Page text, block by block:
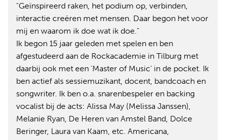
"Geïnspireerd raken, het podium op, verbinden,
interactie creëren met mensen. Daar begon het voor
mij en waarom ik doe wat ik doe."
Ik begon 15 jaar geleden met spelen en ben
afgestudeerd aan de Rockacademie in Tilburg met
daarbij ook met een ‘Master of Music’ in de pocket. Ik
ben actief als sessiemuzikant, docent, bandcoach en
songwriter. Ik ben o.a. snarenbespeler en backing
vocalist bij de acts: Alissa May (Melissa Janssen),
Melanie Ryan, De Heren van Amstel Band, Dolce
Beringer, Laura van Kaam, etc. Americana,